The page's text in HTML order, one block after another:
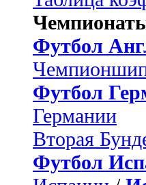
Футбол
Футбол
Германии
Вторая
Футбол